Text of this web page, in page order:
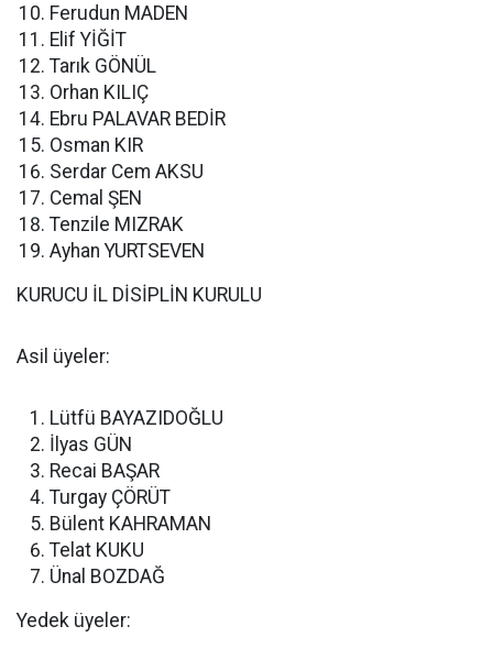
Ferudun MADEN
Elif YİĞİT
Tarık GÖNÜL
Orhan KILIÇ
Ebru PALAVAR BEDİR
Osman KIR
Serdar Cem AKSU
Cemal ŞEN
Tenzile MIZRAK
Ayhan YURTSEVEN
KURUCU İL DİSİPLİN KURULU
Asil üyeler:
Lütfü BAYAZIDOĞLU
İlyas GÜN
Recai BAŞAR
Turgay ÇÖRÜT
Bülent KAHRAMAN
Telat KUKU
Ünal BOZDAĞ
Yedek üyeler: